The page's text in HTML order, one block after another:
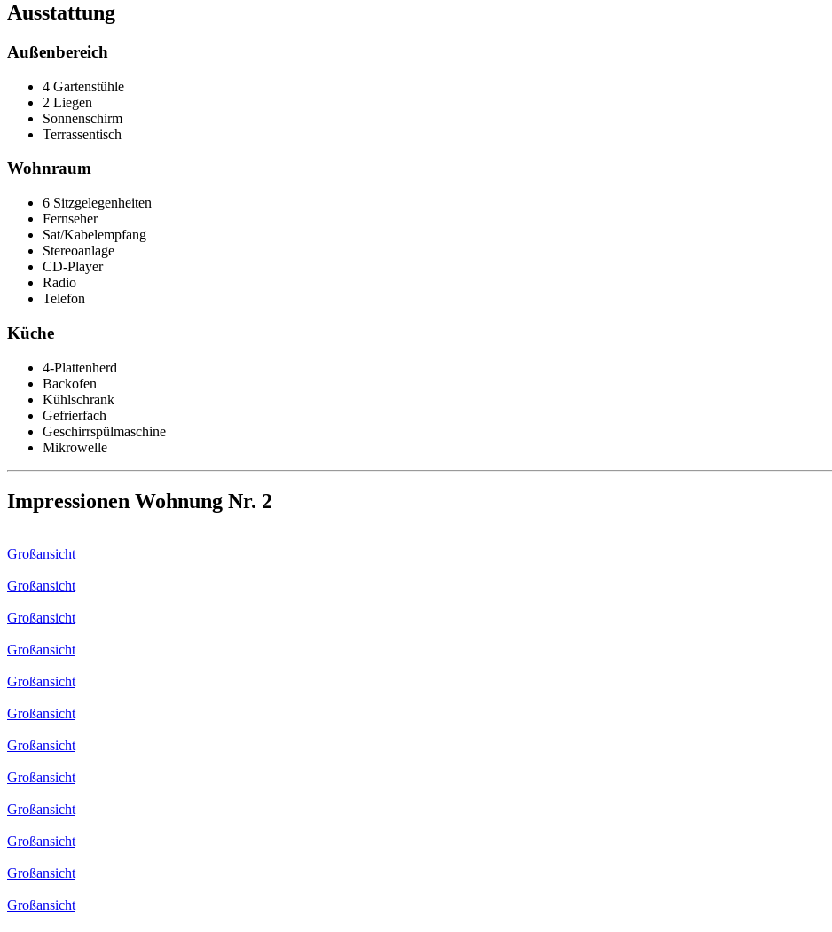
Ausstattung
Außenbereich
4 Gartenstühle
2 Liegen
Sonnenschirm
Terrassentisch
Wohnraum
6 Sitzgelegenheiten
Fernseher
Sat/Kabelempfang
Stereoanlage
CD-Player
Radio
Telefon
Küche
4-Plattenherd
Backofen
Kühlschrank
Gefrierfach
Geschirrspülmaschine
Mikrowelle
Impressionen Wohnung Nr. 2
Großansicht
Großansicht
Großansicht
Großansicht
Großansicht
Großansicht
Großansicht
Großansicht
Großansicht
Großansicht
Großansicht
Großansicht